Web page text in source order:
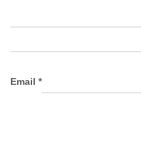
Email *